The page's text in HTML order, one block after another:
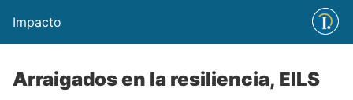
Impacto
Arraigados en la resiliencia, EILS